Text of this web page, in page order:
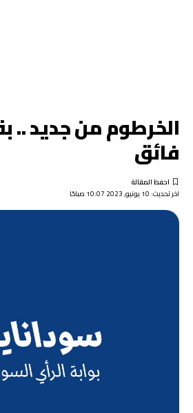
الخرطوم من جديد ..
فائق
اخر تحديث: 10 يونيو, 2023 10:07 صباحًا